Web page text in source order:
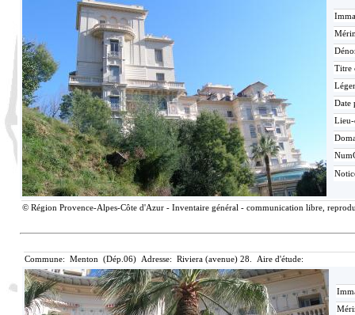
Titre
Date
© Région Provence-Alpes-Côte d'Azur - Inventaire général - communication libre,
Commune: Menton (Dép.06) Adresse: Riviera (avenue) 28. Aire d'étude: